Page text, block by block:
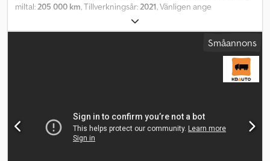
miltal: 205 000 km , Tillverkningsår: 2021 , Vänligen ange
referensnummer vid förfrågan: 21867 Specifikationer: Besiktning
giltig till 01.07.2026 Miltal: 210.000 km Växellåda: Automat
Motorbroms Euro 6, 370 hk Däck (se bilder) Tvättanläggning JOAB
Zoeller påbyggnad Backkamera 6x2 Service med guldserviceavtal
Klimatanläggning/AC Omgående leverans Beskrivning: Väl
Omgående leverans. Km: 205000 Besiktning: Ja EU-godkänd till:
01.07.2026 Egenvikt: 16.200 kg Crsdpfx Aszqryzomzsf Totalvikt:
30.000 kg Maxlast: 13.725 kg Bredd: 255 cm Längd: 892 cm Euro: 6
Småannons